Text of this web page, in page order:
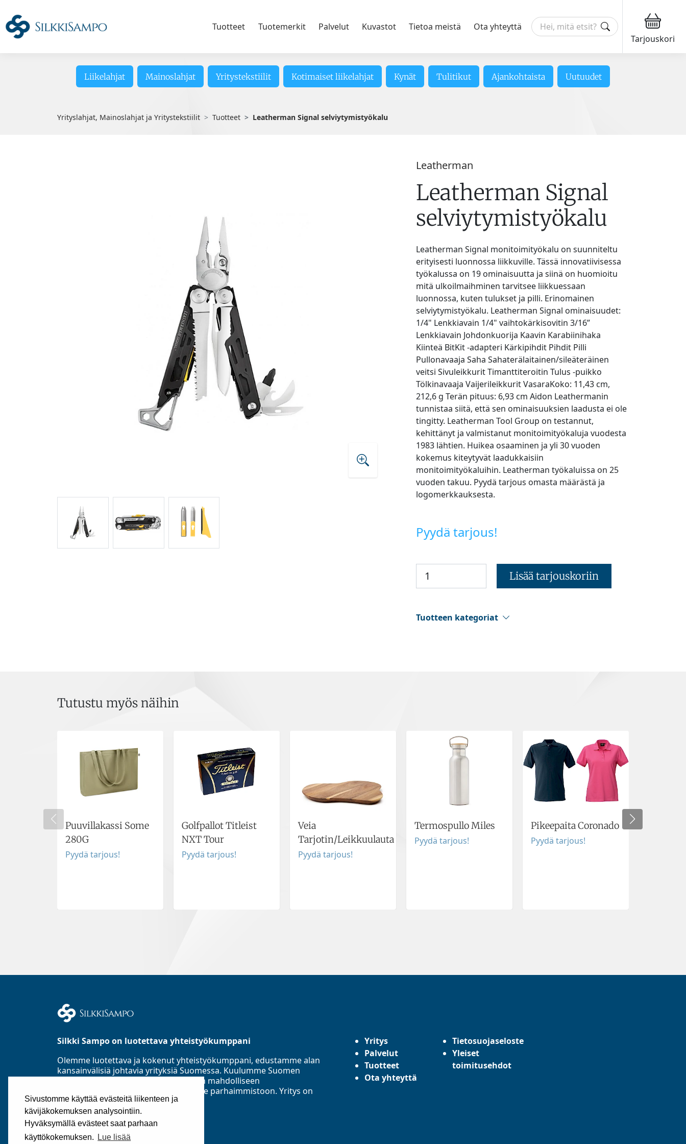
Sivustomme käyttää evästeitä liikenteen ja
kävijäkokemuksen analysointiin.
Hyväksymällä evästeet saat parhaan
käyttökokemuksen.
Lue lisää
Tuotteet Tuotemerkit Palvelut Kuvastot Tietoa meistä
Ota yhteyttä
Tarjouskori
Liikelahjat Mainoslahjat Yritystekstiilit Kotimaiset liikelahjat Kynät Tulitikut Ajankohtaista Uutuudet
Yrityslahjat, Mainoslahjat ja Yritystekstiilit Tuotteet Leatherman Signal selviytymistyökalu
Leatherman
Leatherman Signal
selviytymistyökalu
Leatherman Signal monitoimityökalu on suunniteltu
erityisesti luonnossa liikkuville. Tässä innovatiivisessa
työkalussa on 19 ominaisuutta ja siinä on huomioitu
mitä ulkoilmaihminen tarvitsee liikkuessaan
luonnossa, kuten tulukset ja pilli. Erinomainen
selviytymistyökalu. Leatherman Signal ominaisuudet:
1/4" Lenkkiavain 1/4" vaihtokärkisovitin 3/16”
Lenkkiavain Johdonkuorija Kaavin Karabiinihaka
Kiinteä BitKit -adapteri Kärkipihdit Pihdit Pilli
Pullonavaaja Saha Sahaterälaitainen/sileäteräinen
veitsi Sivuleikkurit Timanttiteroitin Tulus -puikko
Tölkinavaaja Vaijerileikkurit VasaraKoko: 11,43 cm,
212,6 g Terän pituus: 6,93 cm Aidon Leathermanin
tunnistaa siitä, että sen ominaisuuksien laadusta ei ole
tingitty. Leatherman Tool Group on testannut,
kehittänyt ja valmistanut monitoimityökaluja vuodesta
1983 lähtien. Huikea osaaminen ja yli 30 vuoden
kokemus kiteytyvät laadukkaisiin
monitoimityökaluihin. Leatherman työkaluissa on 25
vuoden takuu. Pyydä tarjous omasta määrästä ja
logomerkkauksesta.
Pyydä tarjous!
Lisää tarjouskoriin
Tuotteen kategoriat
Tutustu myös näihin
Puuvillakassi Some
280G
Pyydä tarjous!
Golfpallot Titleist
NXT Tour
Pyydä tarjous!
Veia
Tarjotin/Leikkuulauta
Pyydä tarjous!
Termospullo Miles
Pyydä tarjous!
Pikeepaita Coronado
Pyydä tarjous!
Silkki Sampo on luotettava yhteistyökumppani
Olemme luotettava ja kokenut yhteistyökumppani, edustamme alan
kansainvälisiä johtavia yrityksiä Suomessa. Kuulumme Suomen
Asiakastieto Oy:n mukaan parhaaseen mahdolliseen
luottoluokitusryhmään ja toimialamme parhaimmistoon. Yritys on
perustettu 1985.
©2025Silkki Sampo Oy
Yritys
Palvelut
Tuotteet
Ota yhteyttä
Tietosuojaseloste
Yleiset
toimitusehdot